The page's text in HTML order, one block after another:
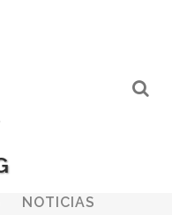
BOLETINES
NOTICIAS